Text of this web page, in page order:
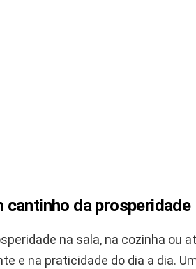
da prosperidade
na sala, na cozinha ou
e na praticidade do dia a dia.